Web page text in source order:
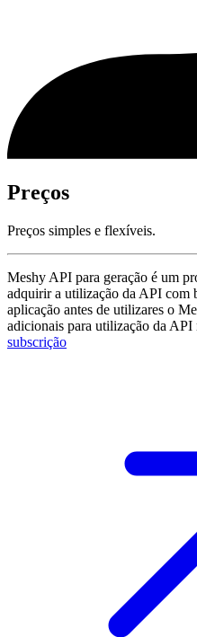
Preços
Preços simples e flexíveis.
Meshy API para geração é um
adquirir a utilização da API com
aplicação antes de utilizares o
adicionais para utilização da API
subscrição